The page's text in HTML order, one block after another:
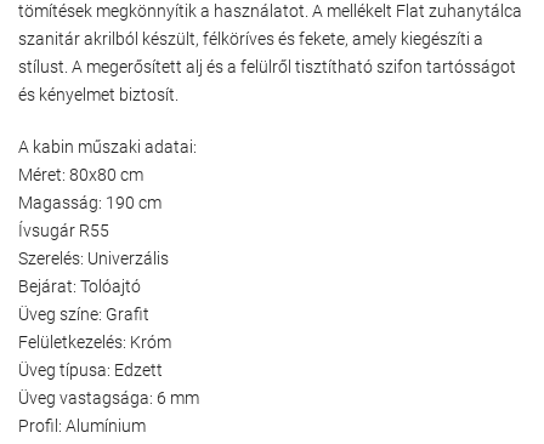
tömítések megkönnyítik a használatot. A mellékelt Flat zuhanytálca
szanitár akrilból készült, félköríves és fekete, amely kiegészíti a
stílust. A megerősített alj és a felülről tisztítható szifon tartósságot
és kényelmet biztosít.
A kabin műszaki adatai:
Méret: 80x80 cm
Magasság: 190 cm
Ívsugár R55
Szerelés: Univerzális
Bejárat: Tolóajtó
Üveg színe: Grafit
Felületkezelés: Króm
Üveg típusa: Edzett
Üveg vastagsága: 6 mm
Profil: Alumínium